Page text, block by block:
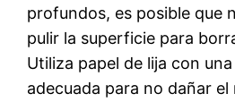
profundos, es posible que
pulir la superficie para
Utiliza papel de lija con
adecuada para no dañar el